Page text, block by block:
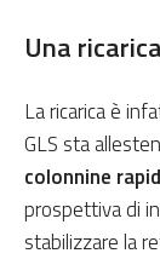
Una
La ricarica è
GLS sta
colonnine
prospettiva di
stabilizzare la